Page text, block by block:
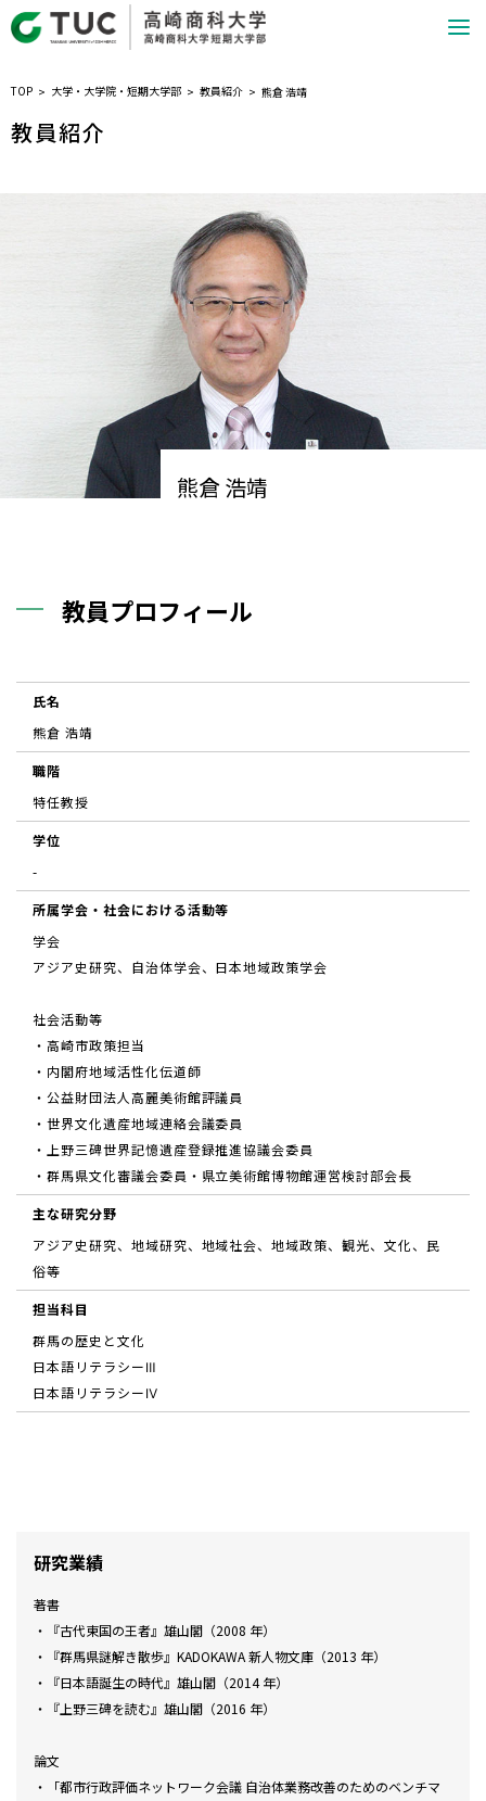
TOP 大学・大学院・短期大学部 教員紹介 熊倉 浩靖
教員紹介
熊倉 浩靖
教員プロフィール
氏名
熊倉 浩靖
職階
特任教授
学位
-
所属学会・社会における活動等
学会
アジア史研究、自治体学会、日本地域政策学会
社会活動等
・高崎市政策担当
・内閣府地域活性化伝道師
・公益財団法人高麗美術館評議員
・世界文化遺産地域連絡会議委員
・上野三碑世界記憶遺産登録推進協議会委員
・群馬県文化審議会委員・県立美術館博物館運営検討部会長
主な研究分野
アジア史研究、地域研究、地域社会、地域政策、観光、文化、民
俗等
担当科目
群馬の歴史と文化
日本語リテラシーⅢ
日本語リテラシーⅣ
研究業績
著書
・『古代東国の王者』雄山閣（2008 年）
・『群馬県謎解き散歩』KADOKAWA 新人物文庫（2013 年）
・『日本語誕生の時代』雄山閣（2014 年）
・『上野三碑を読む』雄山閣（2016 年）
論文
・「都市行政評価ネットワーク会議 自治体業務改善のためのベンチマ